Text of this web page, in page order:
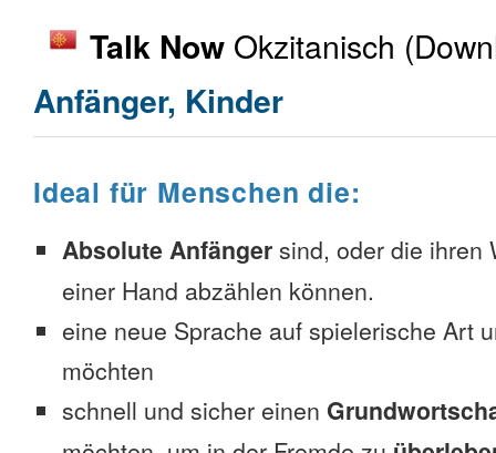
Talk Now Okzitanisch
Anfänger, Kinder
Ideal für Menschen die:
Absolute Anfänger sind, oder die ihren
einer Hand abzählen können.
eine neue Sprache auf spielerische Art
möchten
schnell und sicher einen